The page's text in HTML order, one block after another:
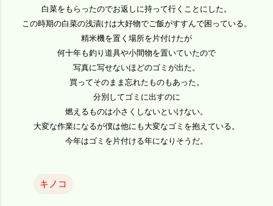
白菜をもらったのでお返しに持って行くことにした。
この時期の白菜の浅漬けは大好物でご飯がすすんで困っている。
精米機を置く場所を片付けたが
何十年も釣り道具や小間物を置いていたので
写真に写せないほどのゴミが出た。
買ってそのまま忘れたものもあった。
分別してゴミに出すのに
燃えるものは小さくしないといけない。
大変な作業になるが僕は他にも大変なゴミを抱えている。
今年はゴミを片付ける年になりそうだ。
キノコ